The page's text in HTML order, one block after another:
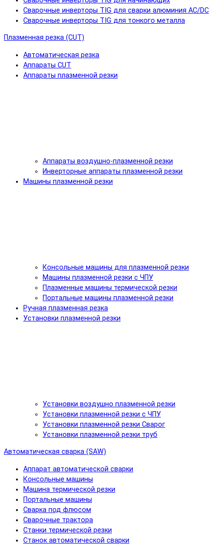
Сварочные инверторы TIG для сварки алюминия AC/DC
Сварочные инверторы TIG для тонкого металла
Плазменная резка (CUT)
Автоматическая резка
Аппараты CUT
Аппараты плазменной резки
Аппараты воздушно-плазменной резки
Инверторные аппараты плазменной резки
Машины плазменной резки
Консольные машины для плазменной резки
Машины плазменной резки с ЧПУ
Плазменные машины термической резки
Портальные машины плазменной резки
Ручная плазменная резка
Установки плазменной резки
Установки воздушно плазменной резки
Установки плазменной резки с ЧПУ
Установки плазменной резки Сварог
Установки плазменной резки труб
Автоматическая сварка (SAW)
Аппарат автоматической сварки
Консольные машины
Машина термической резки
Портальные машины
Сварка под флюсом
Сварочные трактора
Станки термической резки
Станок автоматической сварки